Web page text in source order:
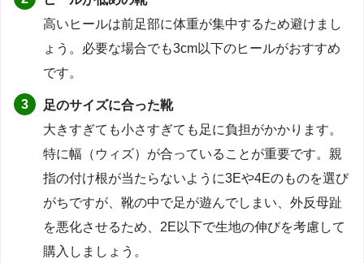
高いヒールは前足部に体重が集中するため避けまし
ょう。必要な場合でも3cm以下のヒールがおすすめ
です。
足のサイズに合った靴
大きすぎても小さすぎても足に負担がかかります。
特に幅（ウィズ）が合っていることが重要です。親
指の付け根が当たらないように3Eや4Eのものを選び
がちですが、靴の中で足が遊んでしまい、外反母趾
を悪化させるため、2E以下で生地の伸びを考慮して
購入しましょう。